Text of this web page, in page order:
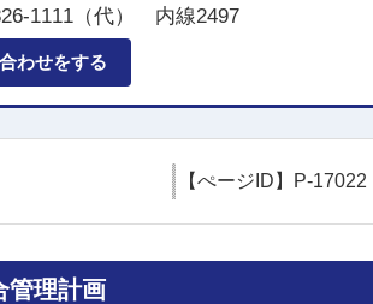
1111（代） 内線2497
わせをする
【ぺージID】 P-17022
管理計画